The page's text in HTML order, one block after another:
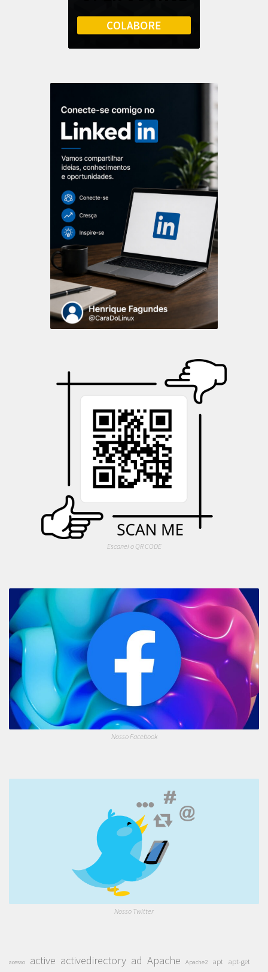
Escanei o QR CODE
Nosso Facebook
Nosso Twitter
acesso active activedirectory ad Apache Apache2 apt apt-get